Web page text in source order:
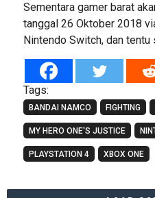
Sementara gamer barat
tanggal 26 Oktober 2018
Nintendo Switch, dan tentu
Tags:
BANDAI NAMCO FIGHTING
MY HERO ONE'S JUSTICE
PLAYSTATION 4 XBOX ONE